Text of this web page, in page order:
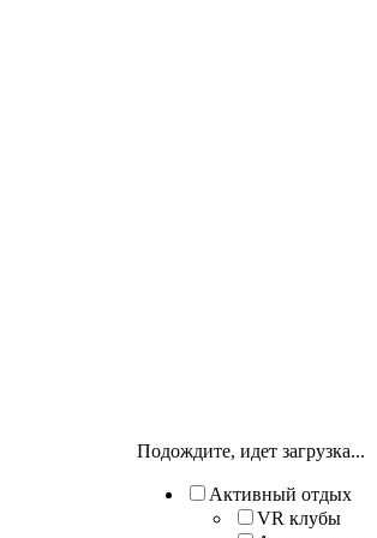
Подождите, идет загрузка...
Активный отдых
VR клубы